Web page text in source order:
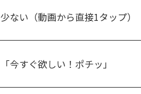
少ない（動画から直接1タップ）
「今すぐ欲しい！ポチッ」